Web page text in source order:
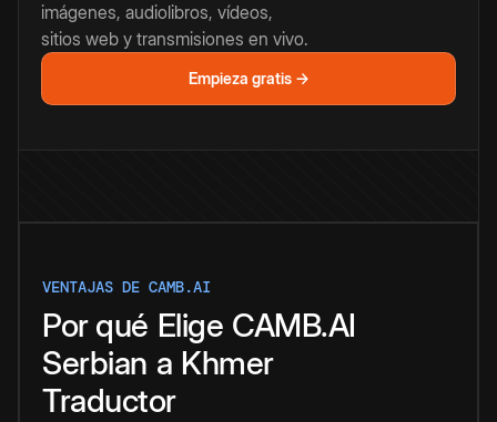
imágenes, audiolibros, vídeos,
sitios web y transmisiones en vivo.
Empieza gratis →
VENTAJAS DE CAMB.AI
Por qué Elige CAMB.AI
Serbian a Khmer
Traductor